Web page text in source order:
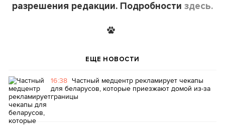
разрешения редакции. Подробности здесь.
ЕЩЕ НОВОСТИ
16:38 Частный медцентр рекламирует чекапы
для беларусов, которые приезжают домой из-за
границы